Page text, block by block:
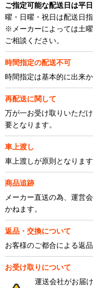
ご指定可能な配送日は平
曜・日曜・祝日は配送日
※メーカーによっては土
ご相談ください。
時間指定の配送不可
時間指定は基本的に出来か
再配送に関して
万が一お受け取りいただ
要となります。
車上渡し
車上渡しが原則となりま
商品追跡
メーカー直送の為、運営
かねます。
返品・交換について
お客様のご都合による返
お受け取りについて
運送会社がお届